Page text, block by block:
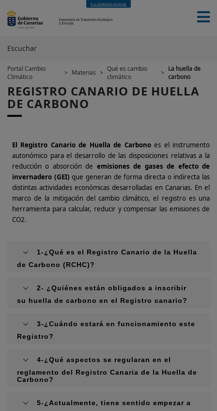
Ir a contenido principal
INICIO MATERIAS
FINANCIACIÓN
EUROPEA
NOTICIAS NOVEDADES CONTACTO
Escuchar
Portal Cambio
Climático
> Materias > Qué es cambio
climático
>
La huella de
carbono
REGISTRO CANARIO DE HUELLA
DE CARBONO
El Registro Canario de Huella de Carbonoes el instrumento
autonómico para el desarrollo de las disposiciones relativas a la
reducción o absorción de emisiones de gases de efecto de
invernadero (GEI) que generan de forma directa o indirecta las
distintas actividades económicas desarrolladas en Canarias. En el
marco de la mitigación del cambio climático, el registro es una
herramienta para calcular, reducir y compensar las emisiones de
CO2.
1-¿Qué es el Registro Canario de la Huella
de Carbono (RCHC)?
2- ¿Quiénes están obligados a inscribir
su huella de carbono en el Registro canario?
3-¿Cuándo estará en funcionamiento este
Registro?
4-¿Qué aspectos se regularan en el
reglamento del Registro Canaria de la Huella de
Carbono?
5-¿Actualmente, tiene sentido empezar a